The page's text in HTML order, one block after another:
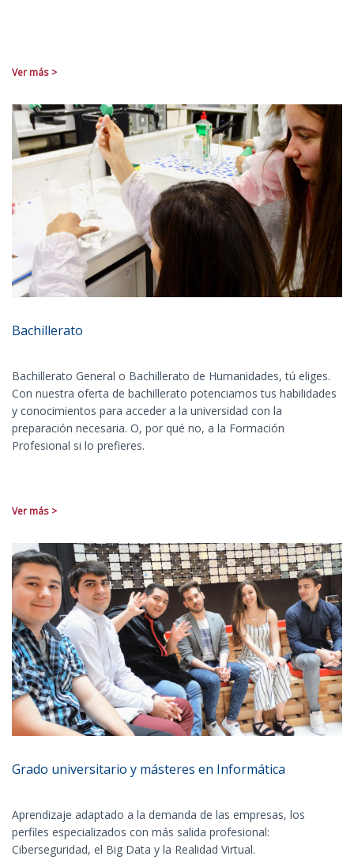
Ver más >
Bachillerato
Bachillerato General o Bachillerato de Humanidades, tú eliges.
Con nuestra oferta de bachillerato potenciamos tus habilidades
y conocimientos para acceder a la universidad con la
preparación necesaria. O, por qué no, a la Formación
Profesional si lo prefieres.
Ver más >
Grado universitario y másteres en Informática
Aprendizaje adaptado a la demanda de las empresas, los
perfiles especializados con más salida profesional:
Ciberseguridad, el Big Data y la Realidad Virtual.